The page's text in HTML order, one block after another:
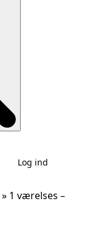
Log ind
» 1 værelses –